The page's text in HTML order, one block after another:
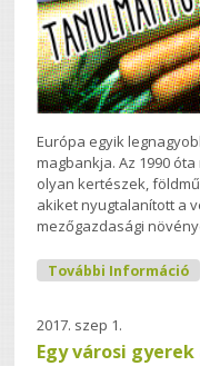
Európa egyik
magbankja. Az 1990
olyan kertészek,
akiket nyugtalanított a
mezőgazdasági
További Információ
2017. szep 1.
Egy városi